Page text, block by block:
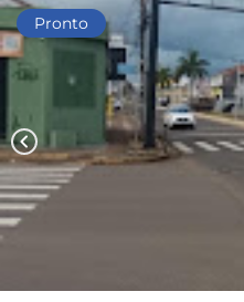
Pronto
chevron_left